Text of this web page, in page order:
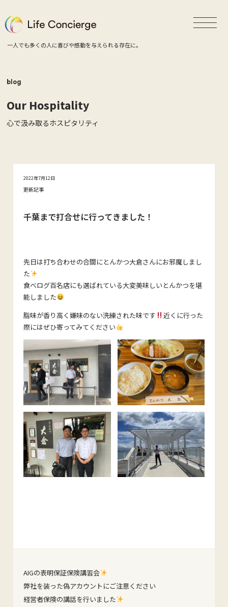
一人でも多くの人に喜びや感動を与えられる存在に。
blog
Our Hospitality
心で汲み取るホスピタリティ
2022年7月12日
更新記事
千葉まで打合せに行ってきました！
先日は打ち合わせの合間にとんかつ大倉さんにお邪魔しまし
た
食べログ百名店にも選ばれている大変美味しいとんかつを堪
能しました
脂味が香り高く嫌味のない洗練された味です
近くに行った
際にはぜひ寄ってみてください
AIGの表明保証保険講習会
弊社を装った偽アカウントにご注意ください
経営者保険の講話を行いました